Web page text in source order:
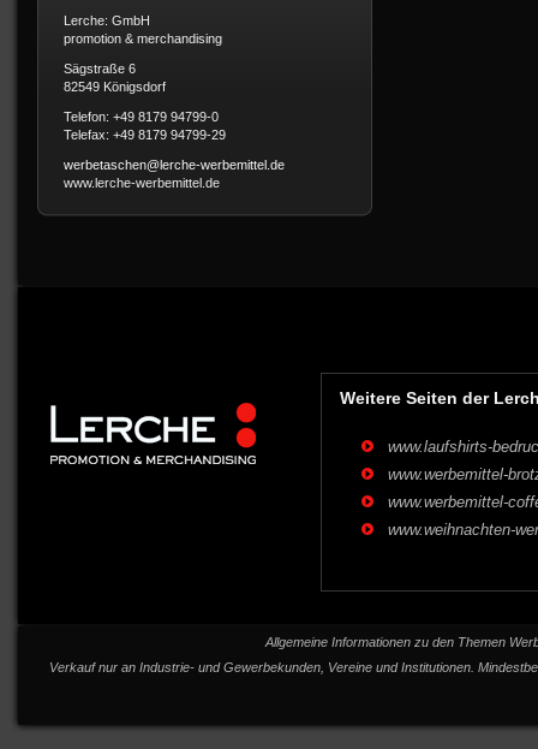
Lerche: GmbH
promotion & merchandising
Sägstraße 6
82549 Königsdorf
Telefon: +49 8179 94799-0
Telefax: +49 8179 94799-29
www.lerche-werbemittel.de
Weitere Seiten der
www.laufshirts-
www.werbemittel-
www.werbemittel-
www.weihnachten-
Allgemeine Informationen zu den Themen
Verkauf nur an Industrie- und Gewerbekunden, Vereine und Institutionen.